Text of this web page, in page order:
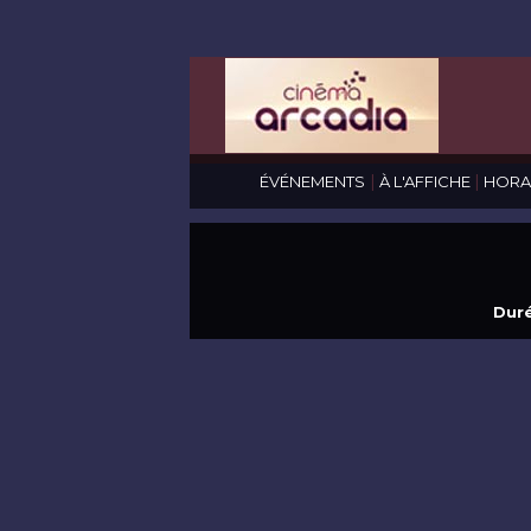
ÉVÉNEMENTS | À L'AFFICHE |